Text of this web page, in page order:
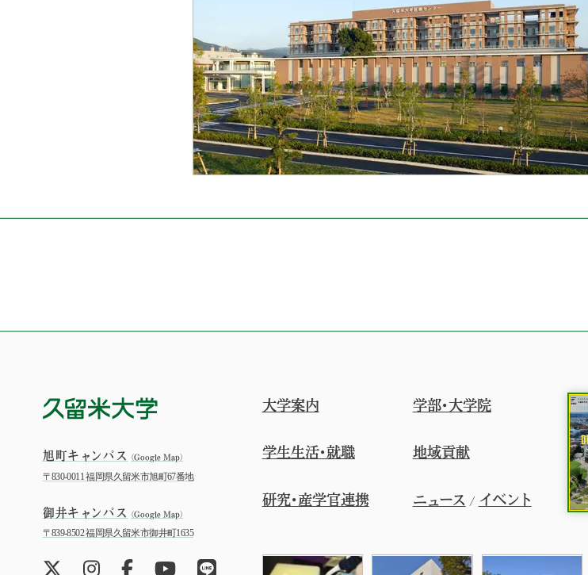
旭町キャンパス （Google Map）
〒830-0011 福岡県久留米市旭町67番地
御井キャンパス （Google Map）
〒839-8502 福岡県久留米市御井町1635
大学案内 学部・大学院
学生生活・就職 地域貢献
研究・産学官連携 ニュース / イベント